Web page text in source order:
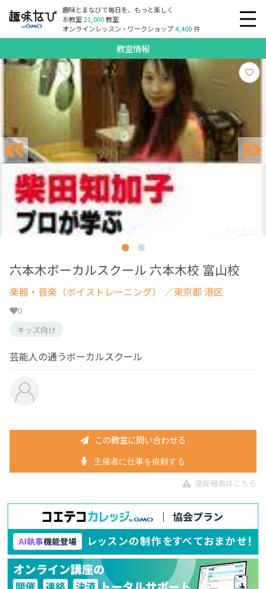
趣味とまなびで毎日を、もっと楽しく
お教室21,000教室
オンラインレッスン・ワークショップ4,400件
教室情報
六本木ボーカルスクール 六本木校 富山校
楽器・音楽（ボイストレーニング） ／東京都 港区
0
キッズ向け
芸能人の通うボーカルスクール
この教室に問い合わせる
主催者に仕事を依頼する
違反報告はこちら